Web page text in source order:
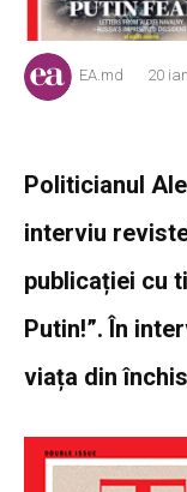
EA.md 20
Politicianul
interviu
publicației cu
Putin!”. În
viața din